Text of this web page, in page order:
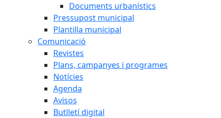
Documents urbanístics
Pressupost municipal
Plantilla municipal
Comunicació
Revistes
Plans, campanyes i programes
Notícies
Agenda
Avisos
Butlletí digital